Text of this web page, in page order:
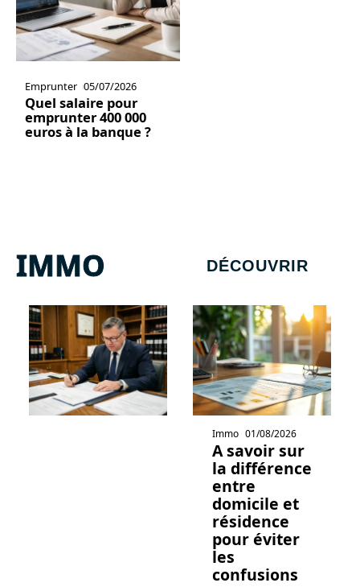
Emprunter 05/07/2026
Quel salaire pour
emprunter 400 000
euros à la banque ?
IMMO DÉCOUVRIR
Immo 01/08/2026
A savoir sur
la différence
entre
domicile et
résidence
pour éviter
les
confusions